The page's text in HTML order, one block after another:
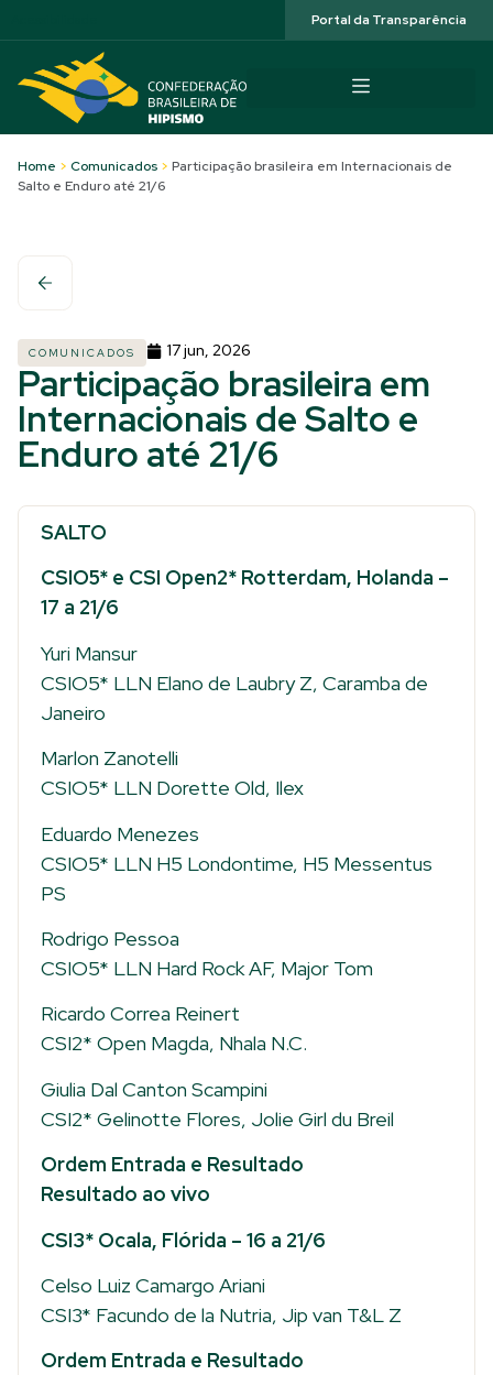
Portal da Transparência
Home > Comunicados > Participação brasileira em Internacionais de
Salto e Enduro até 21/6
COMUNICADOS 17 jun, 2026
Participação brasileira em
Internacionais de Salto e
Enduro até 21/6
SALTO
CSIO5* e CSI Open2* Rotterdam, Holanda –
17 a 21/6
Yuri Mansur
CSIO5* LLN Elano de Laubry Z, Caramba de
Janeiro
Marlon Zanotelli
CSIO5* LLN Dorette Old, Ilex
Eduardo Menezes
CSIO5* LLN H5 Londontime, H5 Messentus
PS
Rodrigo Pessoa
CSIO5* LLN Hard Rock AF, Major Tom
Ricardo Correa Reinert
CSI2* Open Magda, Nhala N.C.
Giulia Dal Canton Scampini
CSI2* Gelinotte Flores, Jolie Girl du Breil
Ordem Entrada e Resultado
Resultado ao vivo
CSI3* Ocala, Flórida – 16 a 21/6
Celso Luiz Camargo Ariani
CSI3* Facundo de la Nutria, Jip van T&L Z
Ordem Entrada e Resultado